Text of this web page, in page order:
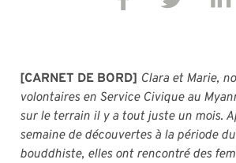
[CARNET DE BORD] Clara et Marie,
volontaires en Service Civique au
sur le terrain il y a tout juste un mois.
semaine de découvertes à la période
bouddhiste, elles ont rencontré des